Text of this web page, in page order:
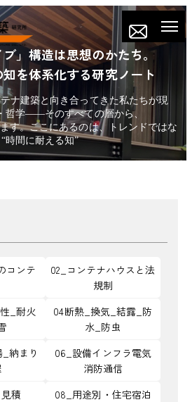
」構造は思想のかたち。
を体系化する研究ノート
ナ建築と向き合ってきた私たちが現
哲学——そのすべての層から、
す。ここにあるのは、トレンドではな
“時間に耐える知”
コンテ
02_コンテナハウスと法
規制
_耐火
04断熱_換気_結露_防
水_防虫
納まり
06_設備インフラ電気
消防通信
積
08_用途別・住宅宿泊